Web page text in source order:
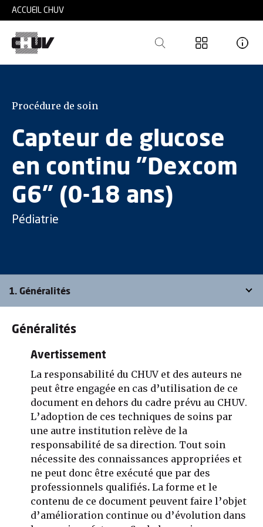
Skip to main content
ACCUEIL CHUV
Procédure de soin
Capteur de glucose
en continu "Dexcom
G6" (0-18 ans)
Pédiatrie
1. Généralités
Généralités
Avertissement
La responsabilité du CHUV et des auteurs ne
peut être engagée en cas d’utilisation de ce
document en dehors du cadre prévu au CHUV.
L’adoption de ces techniques de soins par
une autre institution relève de la
responsabilité de sa direction. Tout soin
nécessite des connaissances appropriées et
ne peut donc être exécuté que par des
professionnels qualifiés. La forme et le
contenu de ce document peuvent faire l’objet
d’amélioration continue ou d’évolution dans